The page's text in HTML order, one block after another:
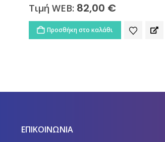
Τιμή WEB: 82,00 €
Προσθήκη στο καλάθι
ΕΠΙΚΟΙΝΩΝΙΑ